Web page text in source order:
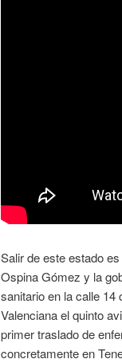
Salir de este estado
Ospina Gómez y la
sanitario en la calle
Valenciana el quinto
primer traslado de
concretamente en